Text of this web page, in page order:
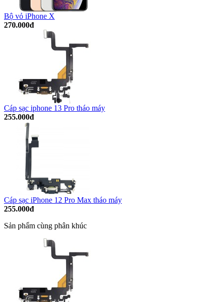
Bộ vỏ iPhone X
270.000đ
Cáp sạc iphone 13 Pro tháo máy
255.000đ
Cáp sạc iPhone 12 Pro Max tháo máy
255.000đ
Sản phẩm cùng phân khúc